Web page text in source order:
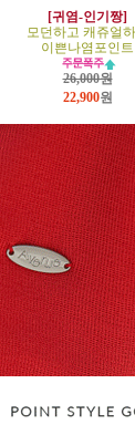
[귀염-인기짱]
모던하고 캐쥬얼하
이쁜나염포인트
26,000원
22,900원